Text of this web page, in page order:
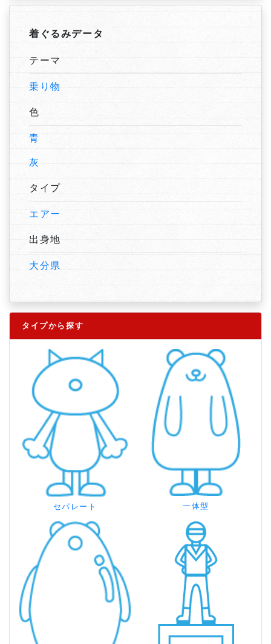
着ぐるみデータ
テーマ
乗り物
色
青
灰
タイプ
エアー
出身地
大分県
タイプから探す
セパレート 一体型